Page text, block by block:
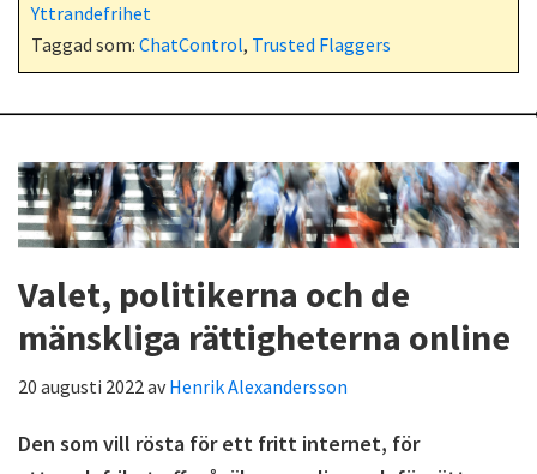
Yttrandefrihet
Taggad som: ChatControl, Trusted Flaggers
Valet, politikerna och de
mänskliga rättigheterna online
20 augusti 2022avHenrik Alexandersson
Den som vill rösta för ett fritt internet, för